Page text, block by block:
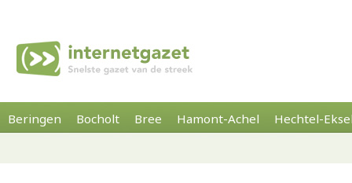
Beringen Bocholt Bree Hamont-Achel Hechtel-